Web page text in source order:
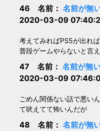
46 名前： 名前が無
2020-03-09
考えてみればPS5が出れ
普段ゲームやらないと言
47 名前： 名前が無
2020-03-09
ごめん関係ない話で悪い
て吠えてて怖いんだが
48 名前： 名前が無